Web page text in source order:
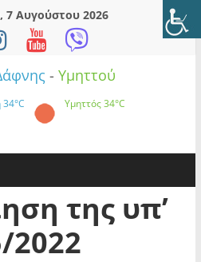
7 Αυγούστου 2026
- Υμηττού
34°C Υμηττός34°C
της υπ’
2022